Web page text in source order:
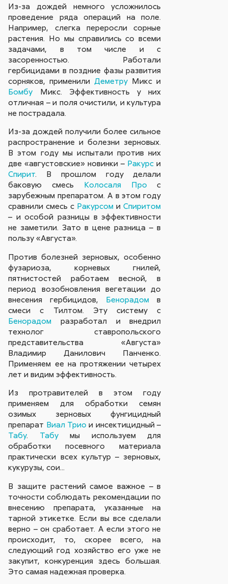
Из-за дождей немного усложнилось
проведение ряда операций на поле.
Например, слегка переросли сорные
растения. Но мы справились со всеми
задачами, в том числе и с
засоренностью. Работали
гербицидами в поздние фазы развития
сорняков, применили Деметру Микс и
Бомбу Микс. Эффективность у них
отличная – и поля очистили, и культура
не пострадала.
Из-за дождей получили более сильное
распространение и болезни зерновых.
В этом году мы испытали против них
две «августовские» новинки – Ракурс и
Спирит. В прошлом году делали
баковую смесь Колосаля Про с
зарубежным препаратом. А в этом году
сравнили смесь с Ракурсом иСпиритом
– и особой разницы в эффективности
не заметили. Зато в цене разница – в
пользу «Августа».
Против болезней зерновых, особенно
фузариоза, корневых гнилей,
пятнистостей работаем весной, в
период возобновления вегетации до
внесения гербицидов, Бенорадом в
смеси с Тилтом. Эту систему с
Бенорадом разработал и внедрил
технолог ставропольского
представительства «Августа»
Владимир Данилович Панченко.
Применяем ее на протяжении четырех
лет и видим эффективность.
Из протравителей в этом году
применяем для обработки семян
озимых зерновых фунгицидный
препарат Виал Трио и инсектицидный –
Табу. Табумы используем для
обработки посевного материала
практически всех культур – зерновых,
кукурузы, сои...
В защите растений самое важное – в
точности соблюдать рекомендации по
внесению препарата, указанные на
тарной этикетке. Если вы все сделали
верно – он сработает. А если этого не
происходит, то, скорее всего, на
следующий год хозяйство его уже не
закупит, конкуренция здесь большая.
Это самая надежная проверка.